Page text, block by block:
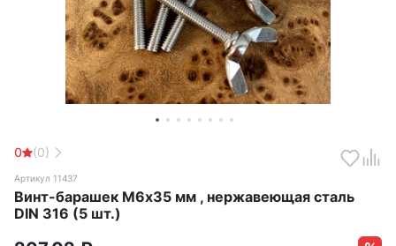
0 (0)
Артикул 11437
Винт-барашек М6х35 мм , нержавеющая сталь
DIN 316 (5 шт.)